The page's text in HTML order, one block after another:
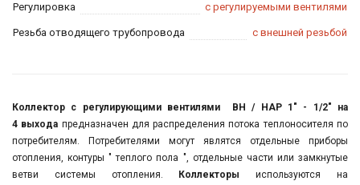
Регулировка с регулируемыми вентилями
Резьба отводящего трубопровода с внешней резьбой
Коллектор с регулирующими вентилями ВН / НАР 1" - 1/2" на
4 выхода предназначен для распределения потока теплоносителя по
потребителям. Потребителями могут являтся отдельные приборы
отопления, контуры " теплого пола ", отдельные части или замкнутые
ветви системы отопления. Коллекторы
используются на